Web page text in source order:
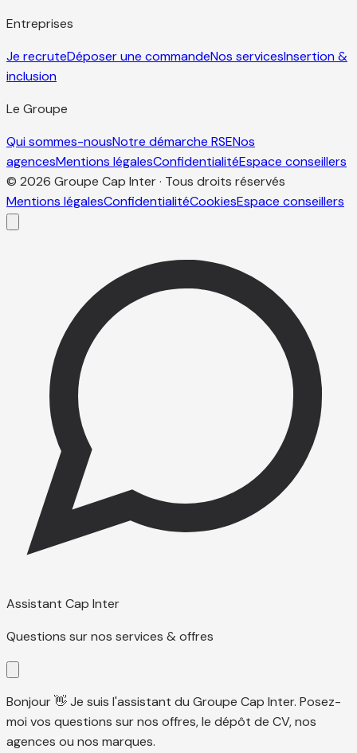
Entreprises
Je recruteDéposer une commandeNos servicesInsertion &
inclusion
Le Groupe
Qui sommes-nousNotre démarche RSENos
agencesMentions légalesConfidentialitéEspace conseillers
© 2026 Groupe Cap Inter · Tous droits réservés
Mentions légalesConfidentialitéCookiesEspace conseillers
Assistant Cap Inter
Questions sur nos services & offres
Bonjour 👋 Je suis l'assistant du Groupe Cap Inter. Posez-
moi vos questions sur nos offres, le dépôt de CV, nos
agences ou nos marques.